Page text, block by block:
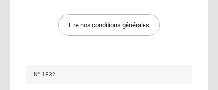
Lire nos conditions générales